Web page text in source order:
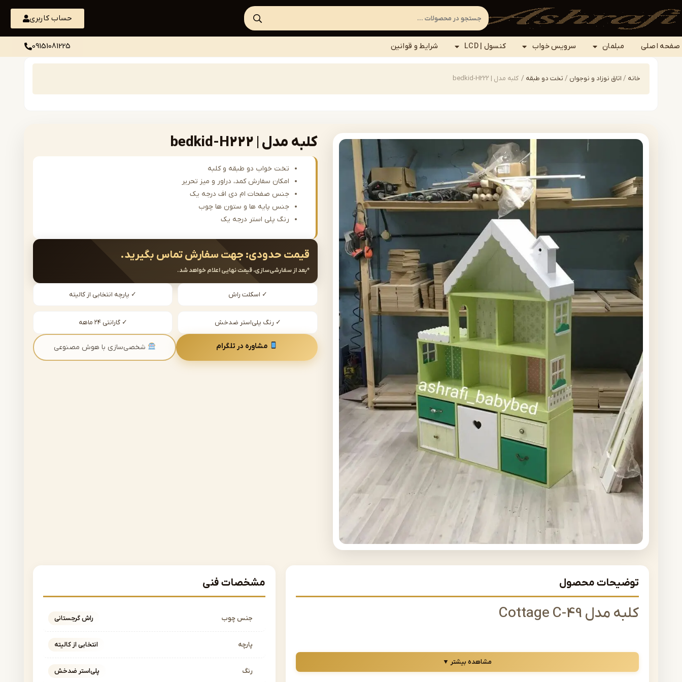
حساب کاربری
صفحه اصلی مبلمان سرویس خواب کنسول | LCD شرایط و قوانین 09151081225
خانه / اتاق نوزاد و نوجوان / تخت دو طبقه / کلبه مدل | bedkid-H222
کلبه مدل | bedkid-H222
تخت خواب دو طبقه و کلبه
امکان سفارش کمد، دراور و میز تحریر
جنس صفحات ام دی اف درجه یک
جنس پایه ها و ستون ها چوب
رنگ پلی استر درجه یک
قیمت حدودی: جهت سفارش تماس بگیرید.
*بعد از سفارشی‌سازی، قیمت نهایی اعلام خواهد شد.
✓ اسکلت راش ✓ پارچه انتخابی از کالیته
✓ رنگ پلی‌استر ضدخش ✓ گارانتی ۲۴ ماهه
مشاوره در تلگرام شخصی‌سازی با هوش مصنوعی
توضیحات محصول
کلبه مدل Cottage C-49
سرویس خواب کامل شامل تخت، دراور یا میزآرایش، میز تحریر و کمد می باشد.
امکان سفارش محصول به صورت سرویس خواب کامل یا محصولات انتخابی به صورت تکی می باشد.
مشاهده بیشتر ▼
مشخصات فنی
جنس چوب راش گرجستانی
پارچه انتخابی از کالیته
رنگ پلی‌استر ضدخش